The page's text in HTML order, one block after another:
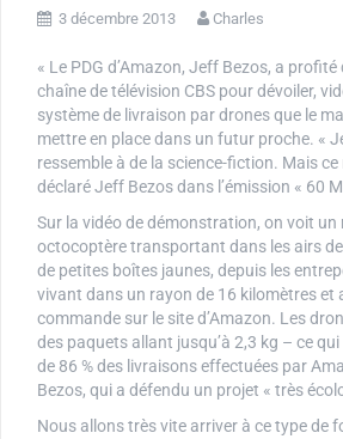
3 décembre 2013 Charles
« Le PDG d’Amazon, Jeff Bezos, a
chaîne de télévision CBS pour dévoiler,
système de livraison par drones que le
mettre en place dans un futur proche. «
ressemble à de la science-fiction. Mais ce
déclaré Jeff Bezos dans l’émission « 60
Sur la vidéo de démonstration, on voit un
octocoptère transportant dans les airs
de petites boîtes jaunes, depuis les
vivant dans un rayon de 16 kilomètres et
commande sur le site d’Amazon. Les
des paquets allant jusqu’à 2,3 kg – ce
de 86 % des livraisons effectuées par
Bezos, qui a défendu un projet « très
Nous allons très vite arriver à ce type de